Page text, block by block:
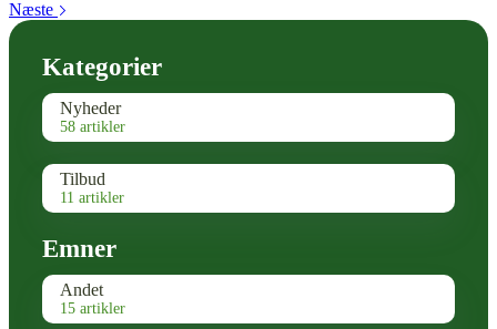
Næste
Kategorier
Nyheder
58 artikler
Tilbud
11 artikler
Emner
Andet
15 artikler